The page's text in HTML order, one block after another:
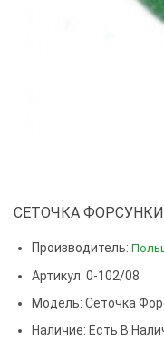
СЕТОЧКА ФОРСУНКИ
Производитель:
Артикул: 0-102/08
Модель: Сеточка
Наличие: Есть В